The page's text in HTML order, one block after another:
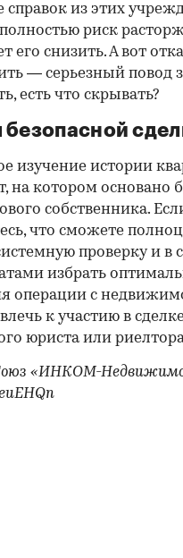
справок из этих
риск
его снизить. А вот
— серьезный повод
есть что скрывать?
изучение истории
на котором основано
собственника.
что сможете
проверку и в
избрать
операции с
к участию в
юриста или
«ИНКОМ-